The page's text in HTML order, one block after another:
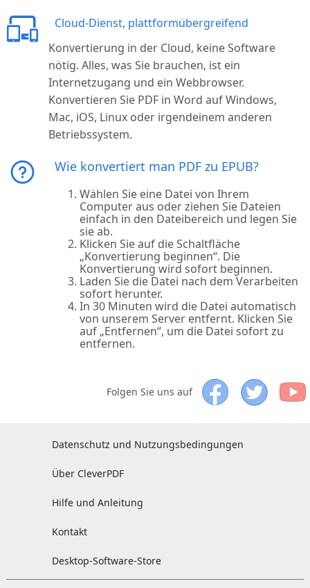
Cloud-Dienst, plattformübergreifend
Konvertierung in der Cloud, keine Software
nötig. Alles, was Sie brauchen, ist ein
Internetzugang und ein Webbrowser.
Konvertieren Sie PDF in Word auf Windows,
Mac, iOS, Linux oder irgendeinem anderen
Betriebssystem.
Wie konvertiert man PDF zu EPUB?
Wählen Sie eine Datei von Ihrem
Computer aus oder ziehen Sie Dateien
einfach in den Dateibereich und legen Sie
sie ab.
Klicken Sie auf die Schaltfläche
„Konvertierung beginnen“. Die
Konvertierung wird sofort beginnen.
Laden Sie die Datei nach dem Verarbeiten
sofort herunter.
In 30 Minuten wird die Datei automatisch
von unserem Server entfernt. Klicken Sie
auf „Entfernen“, um die Datei sofort zu
entfernen.
Folgen Sie uns auf
Datenschutz und Nutzungsbedingungen
Über CleverPDF
Hilfe und Anleitung
Kontakt
Desktop-Software-Store